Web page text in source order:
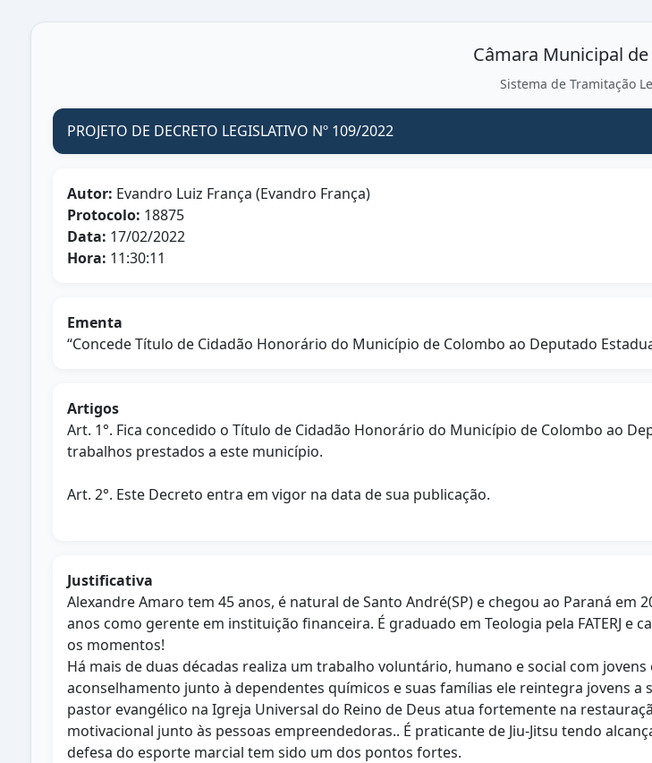
Câmara Municipal
Sistema de Tramitação
PROJETO DE DECRETO LEGISLATIVO Nº 109/2022
Autor: Evandro Luiz França (Evandro França)
Protocolo: 18875
Data: 17/02/2022
Hora: 11:30:11
Ementa
“Concede Título de Cidadão Honorário do Município de Colombo ao Deputado
Artigos
Art. 1°. Fica concedido o Título de Cidadão Honorário do Município de Colombo ao
trabalhos prestados a este município.
Art. 2°. Este Decreto entra em vigor na data de sua publicação.
Justificativa
Alexandre Amaro tem 45 anos, é natural de Santo André(SP) e chegou ao Paraná
anos como gerente em instituição financeira. É graduado em Teologia pela FATERJ e
os momentos!
Há mais de duas décadas realiza um trabalho voluntário, humano e social com
aconselhamento junto à dependentes químicos e suas famílias ele reintegra jovens
pastor evangélico na Igreja Universal do Reino de Deus atua fortemente na
motivacional junto às pessoas empreendedoras.. É praticante de Jiu-Jitsu tendo
defesa do esporte marcial tem sido um dos pontos fortes.